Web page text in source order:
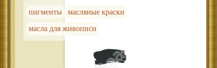
пигменты
масляные краски
масла для живописи